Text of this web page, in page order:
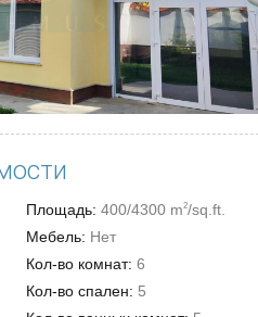
Площадь: 400/4300 m2/sq.ft.
Мебель: Нет
Кол-во комнат: 6
Кол-во спален: 5